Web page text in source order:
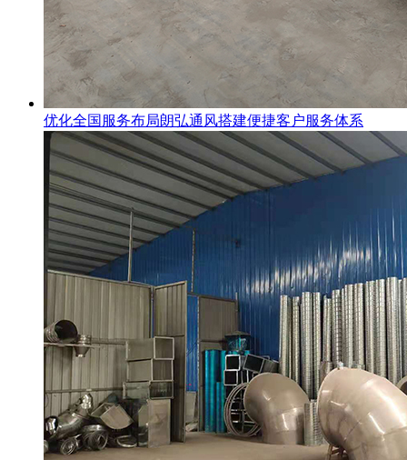
优化全国服务布局朗弘通风搭建便捷客户服务体系